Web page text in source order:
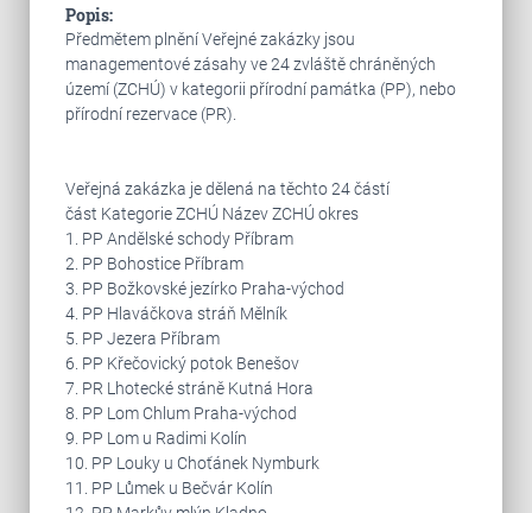
Popis:
Předmětem plnění Veřejné zakázky jsou
managementové zásahy ve 24 zvláště chráněných
území (ZCHÚ) v kategorii přírodní památka (PP), nebo
přírodní rezervace (PR).
Veřejná zakázka je dělená na těchto 24 částí
část Kategorie ZCHÚ Název ZCHÚ okres
1. PP Andělské schody Příbram
2. PP Bohostice Příbram
3. PP Božkovské jezírko Praha-východ
4. PP Hlaváčkova stráň Mělník
5. PP Jezera Příbram
6. PP Křečovický potok Benešov
7. PR Lhotecké stráně Kutná Hora
8. PP Lom Chlum Praha-východ
9. PP Lom u Radimi Kolín
10. PP Louky u Choťánek Nymburk
11. PP Lůmek u Bečvár Kolín